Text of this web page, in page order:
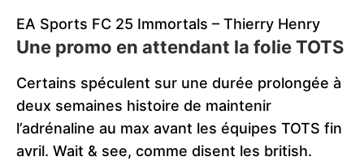
EA Sports FC 25 Immortals – Thierry Henry
Une promo en attendant la folie TOTS
Certains spéculent sur une durée prolongée à
deux semaines histoire de maintenir
l’adrénaline au max avant les équipes TOTS fin
avril. Wait & see, comme disent les british.